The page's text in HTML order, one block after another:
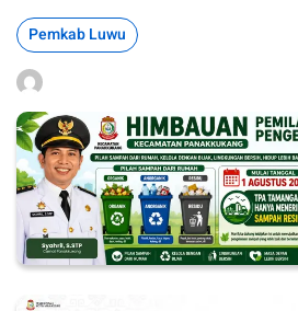
Pemkab Luwu